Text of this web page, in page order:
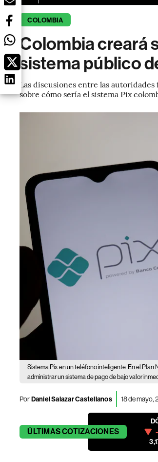
COLOMBIA
Colombia creará
sistema público
Las discusiones entre las
sobre cómo sería el sistema Pix
Sistema Pix en un teléfono inteligente En el Plan
administrar un sistema de pago de bajo valor
PorDaniel Salazar Castellanos 18 de mayo,
ÚLTIMASCOTIZACIONES